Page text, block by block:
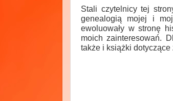
Stali czytelnicy tej
genealogią mojej i
ewoluowały w stronę
moich zainteresowań.
także i książki dotyczące